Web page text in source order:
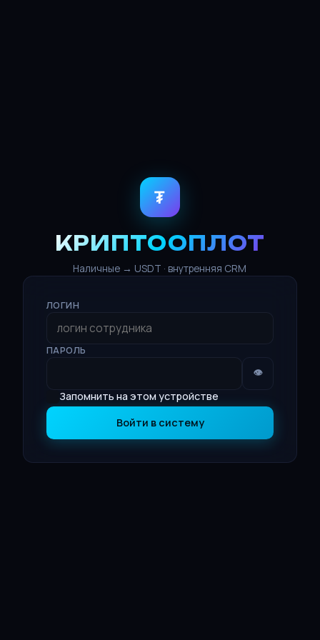
₮
КРИПТООПЛОТ
Наличные → USDT · внутренняя CRM
ЛОГИН
ПАРОЛЬ
👁
Запомнить на этом устройстве
Войти в систему